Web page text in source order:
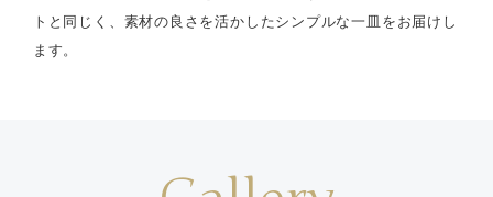
トと同じく、素材の良さを活かしたシンプルな一皿をお届けし
ます。